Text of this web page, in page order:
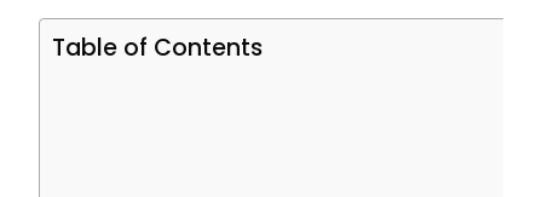
Table of Contents